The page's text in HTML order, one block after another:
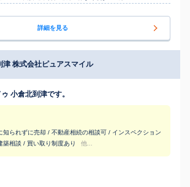
詳細を見る
津 株式会社ピュアスマイル
小倉北到津です。
知られずに売却 / 不動産相続の相談可 / インスペクション
築相談 / 買い取り制度あり
他...